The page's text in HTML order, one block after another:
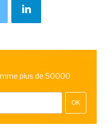
plus de 50000
OK